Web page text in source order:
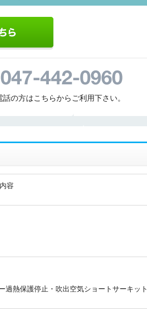
話の方はこちらからご利用下さい。
内容
熱保護停止・吹出空気ショートサーキット